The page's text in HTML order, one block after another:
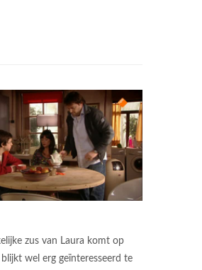
zus van Laura komt op
wel erg geïnteresseerd te